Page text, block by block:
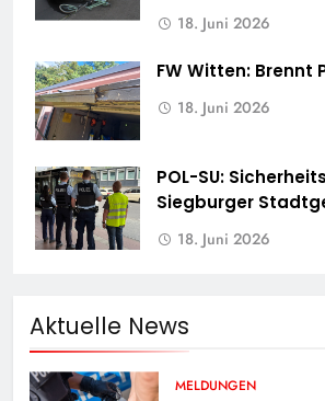
18. Juni 2026
FW Witten: Brennt
18. Juni 2026
POL-SU:
Siegburger
18. Juni 2026
Aktuelle News
MELDUNGEN